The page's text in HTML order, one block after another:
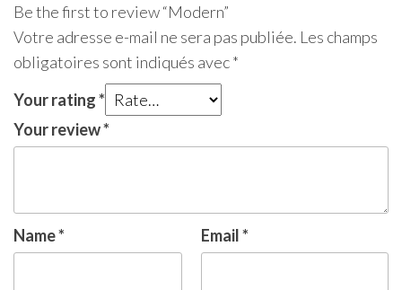
Be the first to review “Modern”
Votre adresse e-mail ne sera pas publiée. Les champs
obligatoires sont indiqués avec*
Your rating*
Your review*
Name* Email*